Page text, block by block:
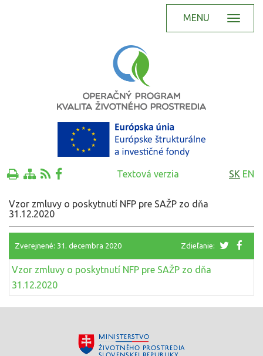
MENU
Textová verzia SK EN
Vzor zmluvy o poskytnutí NFP pre SAŽP zo dňa
31.12.2020
Zverejnené: 31. decembra 2020 Zdieľanie:
Vzor zmluvy o poskytnutí NFP pre SAŽP zo dňa
31.12.2020